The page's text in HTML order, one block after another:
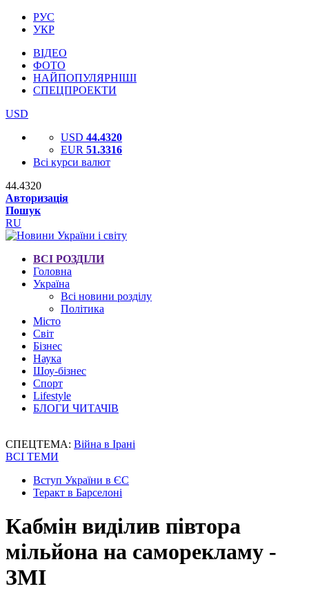
РУС
УКР
ВІДЕО
ФОТО
НАЙПОПУЛЯРНІШІ
СПЕЦПРОЕКТИ
USD
USD 44.4320
EUR 51.3316
Всі курси валют
44.4320
Авторизація
Пошук
RU
ВСІ РОЗДІЛИ
Головна
Україна
Всі новини розділу
Політика
Місто
Світ
Бізнес
Наука
Шоу-бізнес
Спорт
Lifestyle
БЛОГИ ЧИТАЧІВ
СПЕЦТЕМА: Війна в Ірані
ВСІ ТЕМИ
Вступ України в ЄС
Теракт в Барселоні
Кабмін виділив півтора
мільйона на саморекламу -
ЗМІ